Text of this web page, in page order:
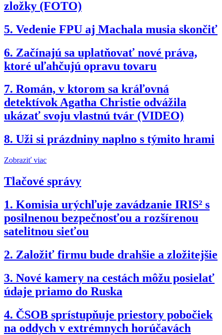
zložky (FOTO)
5. Vedenie FPU aj Machala musia skončiť
6. Začínajú sa uplatňovať nové práva,
ktoré uľahčujú opravu tovaru
7. Román, v ktorom sa kráľovná
detektívok Agatha Christie odvážila
ukázať svoju vlastnú tvár (VIDEO)
8. Uži si prázdniny naplno s týmito hrami
Zobraziť viac
Tlačové správy
1. Komisia urýchľuje zavádzanie IRIS² s
posilnenou bezpečnosťou a rozšírenou
satelitnou sieťou
2. Založiť firmu bude drahšie a zložitejšie
3. Nové kamery na cestách môžu posielať
údaje priamo do Ruska
4. ČSOB sprístupňuje priestory pobočiek
na oddych v extrémnych horúčavách